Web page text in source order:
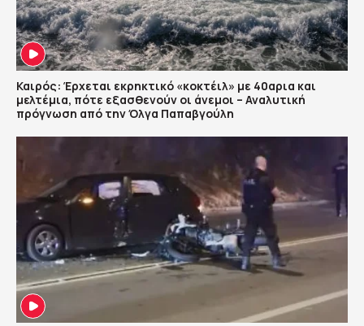
Καιρός: Έρχεται εκρηκτικό «κοκτέιλ» με 40αρια και
μελτέμια, πότε εξασθενούν οι άνεμοι – Αναλυτική
πρόγνωση από την Όλγα Παπαβγούλη